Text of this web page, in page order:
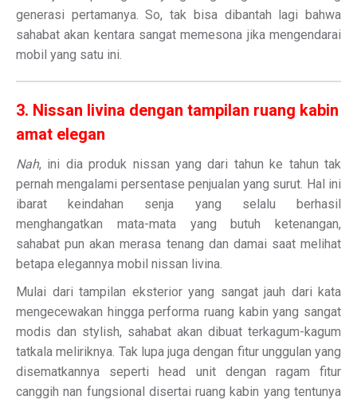
generasi pertamanya. So, tak bisa dibantah lagi bahwa
sahabat akan kentara sangat memesona jika mengendarai
mobil yang satu ini.
3. Nissan livina dengan tampilan ruang kabin
amat elegan
Nah, ini dia produk nissan yang dari tahun ke tahun tak
pernah mengalami persentase penjualan yang surut. Hal ini
ibarat keindahan senja yang selalu berhasil
menghangatkan mata-mata yang butuh ketenangan,
sahabat pun akan merasa tenang dan damai saat melihat
betapa elegannya mobil nissan livina.
Mulai dari tampilan eksterior yang sangat jauh dari kata
mengecewakan hingga performa ruang kabin yang sangat
modis dan stylish, sahabat akan dibuat terkagum-kagum
tatkala meliriknya. Tak lupa juga dengan fitur unggulan yang
disematkannya seperti head unit dengan ragam fitur
canggih nan fungsional disertai ruang kabin yang tentunya